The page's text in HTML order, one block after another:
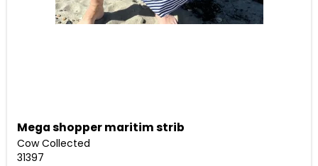
Mega shopper maritim strib
Cow Collected
31397